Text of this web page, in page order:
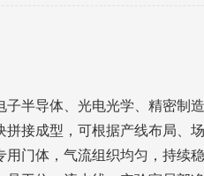
半导体、光电光学、精密制
接成型，可根据产线布局、
门体，气流组织均匀，持续